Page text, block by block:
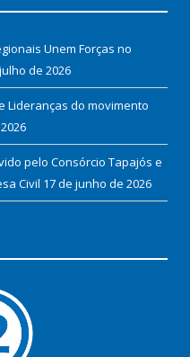
Unem Forças no
de 2026
Lideranças do movimento
pelo Consórcio Tapajós e
Civil 17 de junho de 2026